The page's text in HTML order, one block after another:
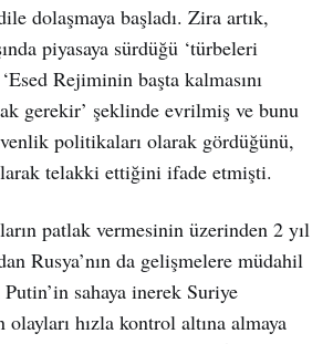
dolaşmaya başladı. Zira artık,
piyasaya sürdüğü ‘türbeleri
Rejiminin başta kalmasını
gerekir’ şeklinde evrilmiş ve bunu
politikaları olarak gördüğünü,
telakki ettiğini ifade etmişti.
patlak vermesinin üzerinden 2 yıl
Rusya’nın da gelişmelere müdahil
sahaya inerek Suriye
olayları hızla kontrol altına almaya